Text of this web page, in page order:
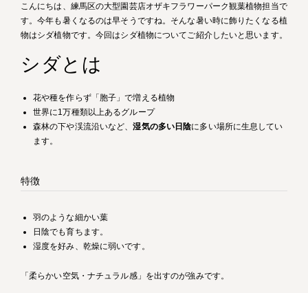
こんにちは、練馬区の大型園芸店オザキフラワーパーク観葉植物担当で
す。今年も暑くなるのは早そうですね。そんな暑い時に飾りたくなる植
物はシダ植物です。今回はシダ植物についてご紹介したいと思います。
シダとは
花や種を作らず「胞子」で増える植物
世界に1万種類以上あるグループ
森林の下や渓流沿いなど、湿気の多い日陰に多い場所に生息してい
ます。
特徴
羽のような細かい葉
日陰でも育ちます。
湿度を好み、乾燥に弱いです。
「柔らかい空気・ナチュラル感」を出すのが強みです。